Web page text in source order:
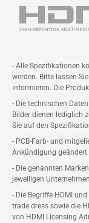
- Alle Spezifikationen
werden. Bitte lassen
informieren. Die
- Die technischen
Bilder dienen lediglich
Sie auf den
- PCB-Farb- und
Ankündigung geändert
- Die genannten
jeweiligen
- Die Begriffe HDMI
trade dress sowie die
von HDMI Licensing